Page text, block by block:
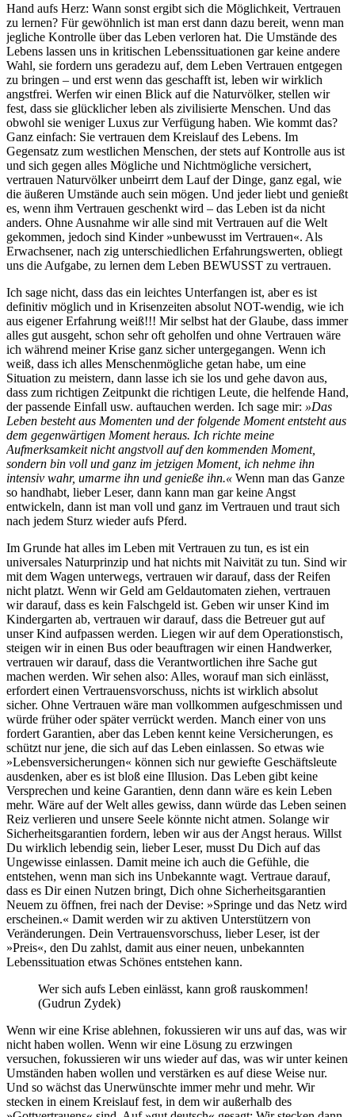
Hand aufs Herz: Wann sonst ergibt sich die Möglichkeit, Vertrauen
zu lernen? Für gewöhnlich ist man erst dann dazu bereit, wenn man
jegliche Kontrolle über das Leben verloren hat. Die Umstände des
Lebens lassen uns in kritischen Lebenssituationen gar keine andere
Wahl, sie fordern uns geradezu auf, dem Leben Vertrauen entgegen
zu bringen – und erst wenn das geschafft ist, leben wir wirklich
angstfrei. Werfen wir einen Blick auf die Naturvölker, stellen wir
fest, dass sie glücklicher leben als zivilisierte Menschen. Und das
obwohl sie weniger Luxus zur Verfügung haben. Wie kommt das?
Ganz einfach: Sie vertrauen dem Kreislauf des Lebens. Im
Gegensatz zum westlichen Menschen, der stets auf Kontrolle aus ist
und sich gegen alles Mögliche und Nichtmögliche versichert,
vertrauen Naturvölker unbeirrt dem Lauf der Dinge, ganz egal, wie
die äußeren Umstände auch sein mögen. Und jeder liebt und genießt
es, wenn ihm Vertrauen geschenkt wird – das Leben ist da nicht
anders. Ohne Ausnahme wir alle sind mit Vertrauen auf die Welt
gekommen, jedoch sind Kinder »unbewusst im Vertrauen«. Als
Erwachsener, nach zig unterschiedlichen Erfahrungswerten, obliegt
uns die Aufgabe, zu lernen dem Leben BEWUSST zu vertrauen.
Ich sage nicht, dass das ein leichtes Unterfangen ist, aber es ist
definitiv möglich und in Krisenzeiten absolut NOT-wendig, wie ich
aus eigener Erfahrung weiß!!! Mir selbst hat der Glaube, dass immer
alles gut ausgeht, schon sehr oft geholfen und ohne Vertrauen wäre
ich während meiner Krise ganz sicher untergegangen. Wenn ich
weiß, dass ich alles Menschenmögliche getan habe, um eine
Situation zu meistern, dann lasse ich sie los und gehe davon aus,
dass zum richtigen Zeitpunkt die richtigen Leute, die helfende Hand,
der passende Einfall usw. auftauchen werden. Ich sage mir: »Das
Leben besteht aus Momenten und der folgende Moment entsteht aus
dem gegenwärtigen Moment heraus. Ich richte meine
Aufmerksamkeit nicht angstvoll auf den kommenden Moment,
sondern bin voll und ganz im jetzigen Moment, ich nehme ihn
intensiv wahr, umarme ihn und genieße ihn.« Wenn man das Ganze
so handhabt, lieber Leser, dann kann man gar keine Angst
entwickeln, dann ist man voll und ganz im Vertrauen und traut sich
nach jedem Sturz wieder aufs Pferd.
Im Grunde hat alles im Leben mit Vertrauen zu tun, es ist ein
universales Naturprinzip und hat nichts mit Naivität zu tun. Sind wir
mit dem Wagen unterwegs, vertrauen wir darauf, dass der Reifen
nicht platzt. Wenn wir Geld am Geldautomaten ziehen, vertrauen
wir darauf, dass es kein Falschgeld ist. Geben wir unser Kind im
Kindergarten ab, vertrauen wir darauf, dass die Betreuer gut auf
unser Kind aufpassen werden. Liegen wir auf dem Operationstisch,
steigen wir in einen Bus oder beauftragen wir einen Handwerker,
vertrauen wir darauf, dass die Verantwortlichen ihre Sache gut
machen werden. Wir sehen also: Alles, worauf man sich einlässt,
erfordert einen Vertrauensvorschuss, nichts ist wirklich absolut
sicher. Ohne Vertrauen wäre man vollkommen aufgeschmissen und
würde früher oder später verrückt werden. Manch einer von uns
fordert Garantien, aber das Leben kennt keine Versicherungen, es
schützt nur jene, die sich auf das Leben einlassen. So etwas wie
»Lebensversicherungen« können sich nur gewiefte Geschäftsleute
ausdenken, aber es ist bloß eine Illusion. Das Leben gibt keine
Versprechen und keine Garantien, denn dann wäre es kein Leben
mehr. Wäre auf der Welt alles gewiss, dann würde das Leben seinen
Reiz verlieren und unsere Seele könnte nicht atmen. Solange wir
Sicherheitsgarantien fordern, leben wir aus der Angst heraus. Willst
Du wirklich lebendig sein, lieber Leser, musst Du Dich auf das
Ungewisse einlassen. Damit meine ich auch die Gefühle, die
entstehen, wenn man sich ins Unbekannte wagt. Vertraue darauf,
dass es Dir einen Nutzen bringt, Dich ohne Sicherheitsgarantien
Neuem zu öffnen, frei nach der Devise: »Springe und das Netz wird
erscheinen.« Damit werden wir zu aktiven Unterstützern von
Veränderungen. Dein Vertrauensvorschuss, lieber Leser, ist der
»Preis«, den Du zahlst, damit aus einer neuen, unbekannten
Lebenssituation etwas Schönes entstehen kann.
Wer sich aufs Leben einlässt, kann groß rauskommen!
(Gudrun Zydek)
Wenn wir eine Krise ablehnen, fokussieren wir uns auf das, was wir
nicht haben wollen. Wenn wir eine Lösung zu erzwingen
versuchen, fokussieren wir uns wieder auf das, was wir unter keinen
Umständen haben wollen und verstärken es auf diese Weise nur.
Und so wächst das Unerwünschte immer mehr und mehr. Wir
stecken in einem Kreislauf fest, in dem wir außerhalb des